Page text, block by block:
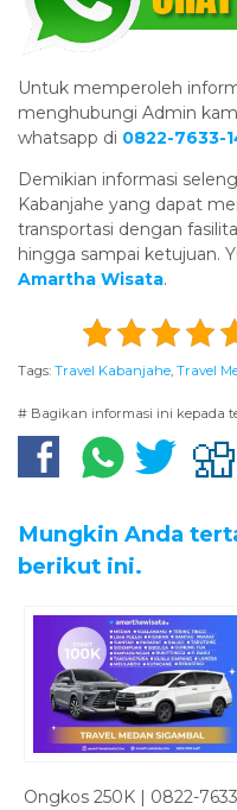
Untuk memperoleh
menghubungi Admin
whatsapp di 0822-7633-
Demikian informasi
Kabanjahe yang dapat
transportasi dengan
hingga sampai ketujuan.
Amartha Wisata.
Tags: Travel Kabanjahe, Travel
# Bagikan informasi ini kepada
Mungkin Anda
berikut ini.
Ongkos 250K | 0822-